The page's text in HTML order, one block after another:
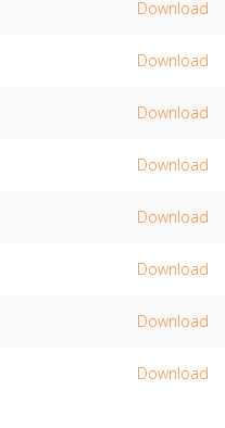
Download
Download
Download
Download
Download
Download
Download
Download